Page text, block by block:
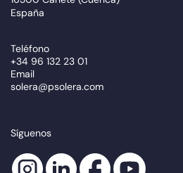
España
Teléfono
+34 96 132 23 01
Email
solera@psolera.com
Síguenos